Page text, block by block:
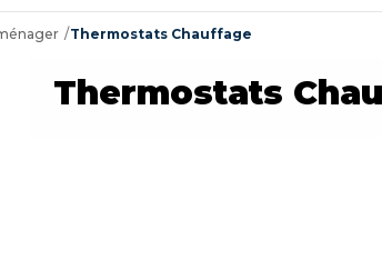
Thermostats Chauffage
Thermostats